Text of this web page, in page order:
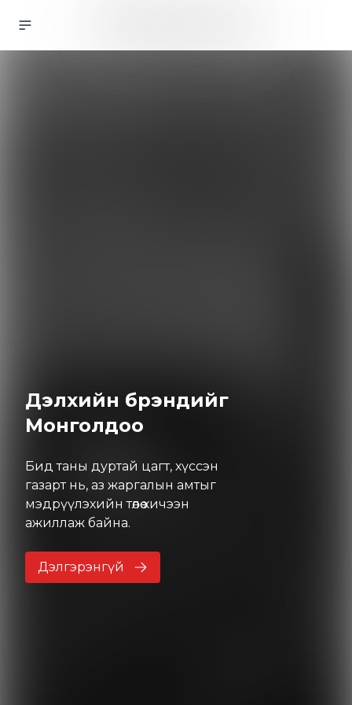
Дэлхийн брэндийг
Монголдоо
Бид таны дуртай цагт, хүссэн
газарт нь, аз жаргалын амтыг
мэдрүүлэхийн төлөө хичээн
ажиллаж байна.
Дэлгэрэнгүй